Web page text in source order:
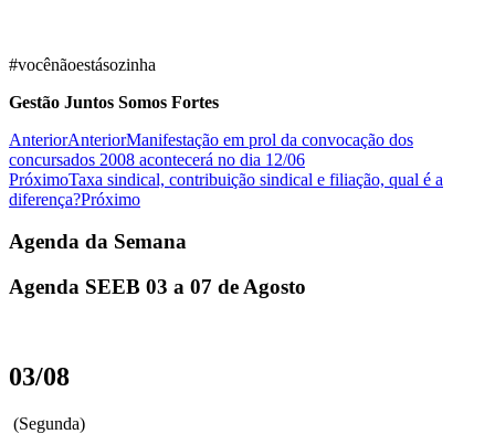
#vocênãoestásozinha
Gestão Juntos Somos Fortes
AnteriorAnteriorManifestação em prol da convocação dos
concursados 2008 acontecerá no dia 12/06
PróximoTaxa sindical, contribuição sindical e filiação, qual é a
diferença?Próximo
Agenda da Semana
Agenda SEEB 03 a 07 de Agosto
03/08
(Segunda)